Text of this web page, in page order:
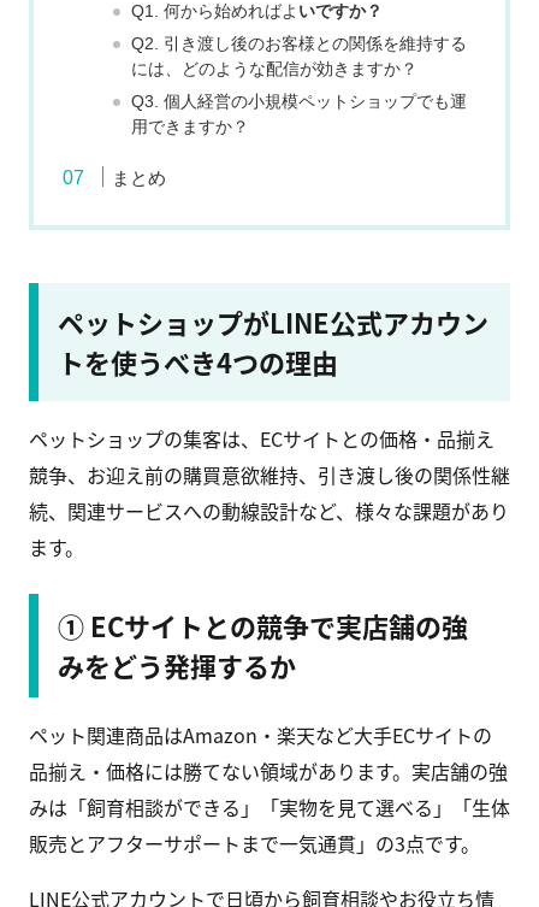
Q1. 何から始めればよ いですか？
Q2. 引き渡し後のお客様との関係を維持する
には、どのような配信が効きますか？
Q3. 個人経営の小規模ペットショップでも運
用できますか？
まとめ
ペットショップがLINE公式アカウン
トを使うべき4つの理由
ペットショップの集客は、ECサイトとの価格・品揃え
競争、お迎え前の購買意欲維持、引き渡し後の関係性継
続、関連サービスへの動線設計など、様々な課題があり
ます。
① ECサイトとの競争で実店舗の強
みをどう発揮するか
ペット関連商品はAmazon・楽天など大手ECサイトの
品揃え・価格には勝てない領域があります。実店舗の強
みは「飼育相談ができる」「実物を見て選べる」「生体
販売とアフターサポートまで一気通貫」の3点です。
LINE公式アカウントで日頃から飼育相談やお役立ち情